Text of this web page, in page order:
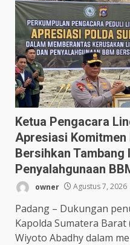
Ketua Pengacara
Apresiasi Komitmen
Bersihkan Tambang
Penyalahgunaan
owner Agustus 7, 2026
Padang – Dukungan
Kapolda Sumatera
Wiyoto Abadhy dalam